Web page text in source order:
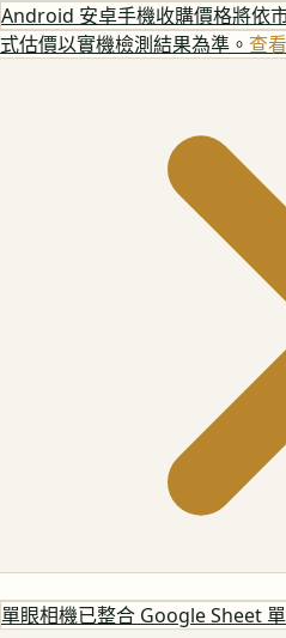
Android 安卓手機收購價格將依
式估價以實機檢測結果為準。 查
單眼相機已整合 Google Sheet